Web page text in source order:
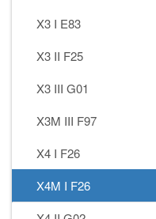
X3 I E83
X3 II F25
X3 III G01
X3M III F97
X4 I F26
X4M I F26